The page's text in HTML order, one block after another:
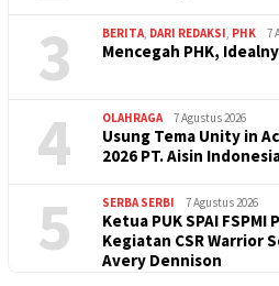
3 BERITA DARI REDAKSI PHK 7
Mencegah PHK,
4 OLAHRAGA 7 Agustus 2026
Usung Tema Unity in
2026 PT. Aisin
5 SERBA SERBI 7 Agustus 2026
Ketua PUK SPAI
Kegiatan CSR Warrior
Avery Dennison